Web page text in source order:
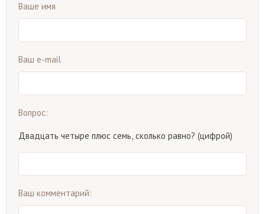
Ваше имя
Ваш e-mail
Вопрос:
Двадцать четыре плюс семь, сколько равно? (цифрой)
Ваш комментарий: